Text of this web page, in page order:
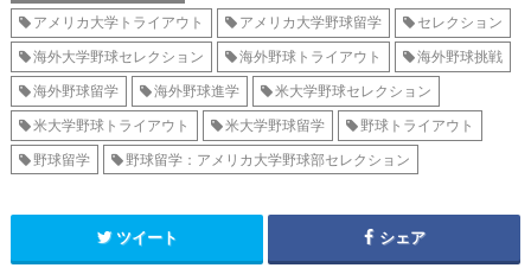
アメリカ大学トライアウト アメリカ大学野球留学
セレクション
海外大学野球セレクション
海外野球トライアウト
海外野球挑戦
海外野球留学
海外野球進学
米大学野球セレクション
米大学野球トライアウト
米大学野球留学
野球トライアウト
野球留学
野球留学：アメリカ大学野球部セレクション
ツイート シェア